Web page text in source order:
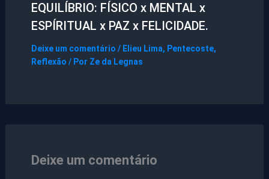
EQUILÍBRIO: FÍSICO x MENTAL x
ESPÍRITUAL x PAZ x FELICIDADE.
Deixe um comentário / Elieu Lima, Pentecoste,
Reflexão / Por Ze da Legnas
Deixe um comentário